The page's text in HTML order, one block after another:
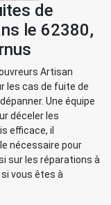
de
le 62380,
Artisan
les cas de fuite de
Une équipe
déceler les
efficace, il
nécessaire pour
sur les réparations à
vous êtes à